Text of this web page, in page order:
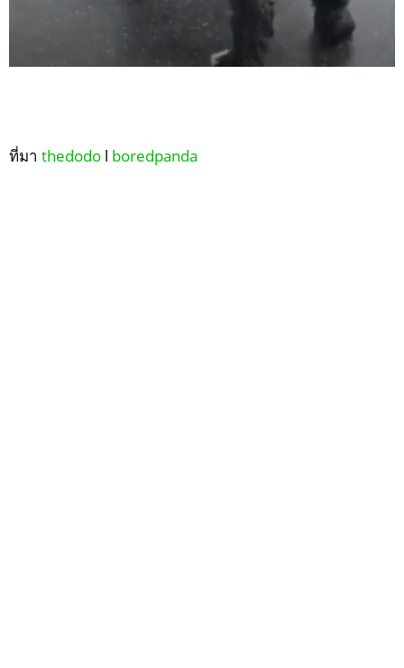
ที่มา thedodo l boredpanda